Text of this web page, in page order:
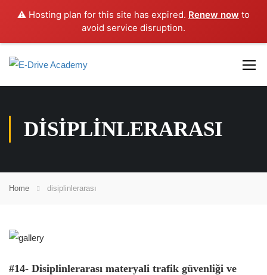
⚠️ Hosting plan for this site has expired. Renew now to
avoid service disruption.
DISIPLINLERARASI
Home disiplinlerarası
#14- Disiplinlerarası materyali trafik güvenliği ve